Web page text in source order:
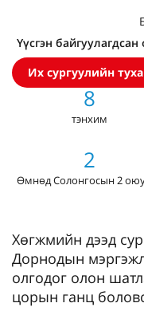
Үүсгэн байгуулагдсан
Их сургуулийн
8
тэнхим
2
Өмнөд Солонгосын 2
Хөгжмийн дээд
Дорнодын
олгодог олон
цорын ганц